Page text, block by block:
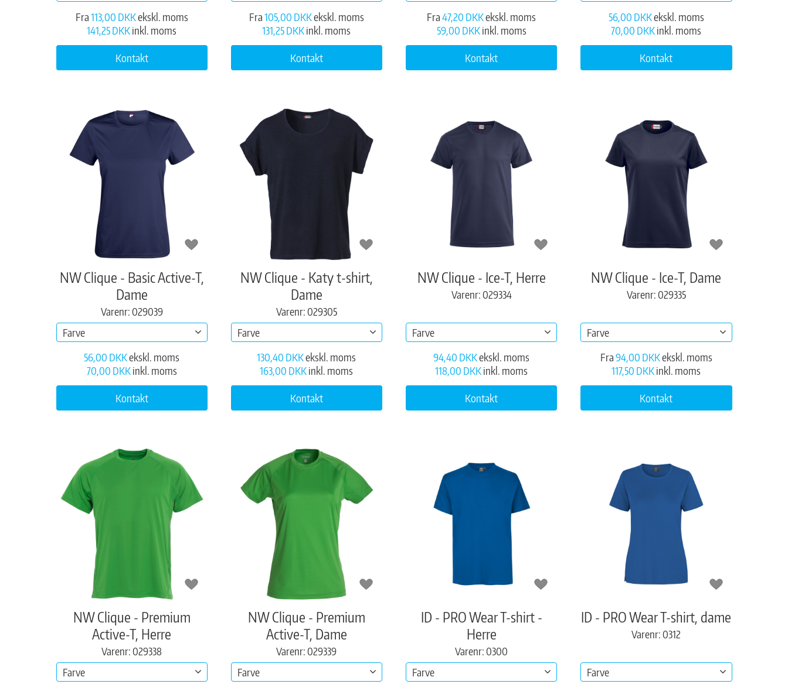
Fra113,00 DKKekskl. moms
141,25 DKKinkl. moms
Kontakt
Fra105,00 DKKekskl. moms
131,25 DKKinkl. moms
Kontakt
Fra47,20 DKKekskl. moms
59,00 DKKinkl. moms
Kontakt
56,00 DKKekskl. moms
70,00 DKKinkl. moms
Kontakt
NW Clique - Basic Active-T,
Dame
Varenr: 029039
Farve
56,00 DKKekskl. moms
70,00 DKKinkl. moms
Kontakt
NW Clique - Katy t-shirt,
Dame
Varenr: 029305
Farve
130,40 DKKekskl. moms
163,00 DKKinkl. moms
Kontakt
NW Clique - Ice-T, Herre
Varenr: 029334
Farve
94,40 DKKekskl. moms
118,00 DKKinkl. moms
Kontakt
NW Clique - Ice-T, Dame
Varenr: 029335
Farve
Fra94,00 DKKekskl. moms
117,50 DKKinkl. moms
Kontakt
NW Clique - Premium
Active-T, Herre
Varenr: 029338
Farve
NW Clique - Premium
Active-T, Dame
Varenr: 029339
Farve
ID - PRO Wear T-shirt -
Herre
Varenr: 0300
Farve
ID - PRO Wear T-shirt, dame
Varenr: 0312
Farve